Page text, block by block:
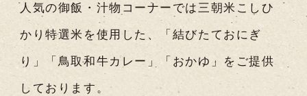
人気の御飯・汁物コーナーでは三朝米こしひ
かり特選米を使用した、「結びたておにぎ
り」「鳥取和牛カレー」「おかゆ」をご提供
しております。